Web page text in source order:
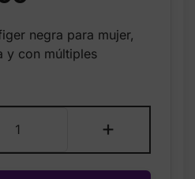
is:
negra para mujer,
y con múltiples
Hilfiger
Women’s
Black
+